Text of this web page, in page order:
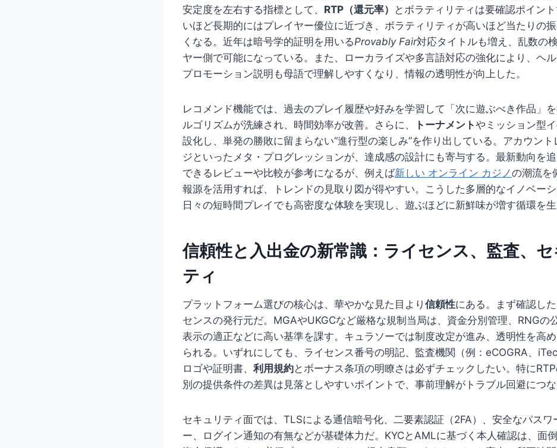
安定度を左右する指標として、 RTP（還元率）
とボラティリティは要確認ポイン
いほど長期的にはプレイヤー優位に近づき、ボラティリティが高いほど当たりの
くなる。近年は暗号学的証明を用いるProvably Fair対応タイトルも増え、乱数の
ヤー側で可能になっている。また、ローカライズや多言語対応の強化により、ヘル
プロモーション説明も母語で理解しやすくなり、情報の透明性が向上した。
レコメンド機能では、過去のプレイ履歴や好みを学習して「次に遊ぶべき作品」
ルゴリズムが洗練され、時間効率が改善。さらに、
トーナメントやミッション型
設化し、単発の勝敗に留まらない“進行型の楽しみ”を作り出している。アカウント
ジといったメタ・プログレッションが、達成感の設計にも寄与する。最新動向を
できるレビューや比較が参考になるが、例えば新しい オンライン カジノの潮流を
報源を活用すれば、トレンドの見取り図が得やすい。こうした多層的なイノベーシ
日々の短時間プレイでも高密度な体験を実現し、遊ぶほどに新鮮味が増す循環を生
信頼性と入出金の新常識：ライセンス、監査、セ
ティ
プラットフォーム選びの核心は、華やかな見た目より 信頼性にある。まず確認し
センスの発行元だ。MGAやUKGCなど厳格な規制当局は、資金分別管理、RNGの
表示の適正などに高い基準を課す。キュラソーでは制度改定が進み、透明性を高
られる。いずれにしても、ライセンス番号の明記、監査機関（例：eCOGRA、
ロゴや証明書、 利用規約とボーナス条項の明瞭さは必ずチェックしたい。特に
別の提供条件の差異は見落としやすいポイントで、事前理解がトラブル回避につな
セキュリティ面では、TLSによる通信暗号化、二要素認証（2FA）、安全なパスワ
ー、ログイン通知の有無などが基礎体力だ。KYCとAMLに基づく本人確認は、面